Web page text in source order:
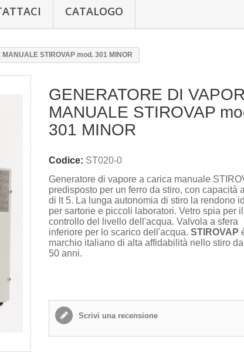
CATALOGO
STIROVAP mod. 301 MINOR
GENERATORE DI
MANUALE STIROVAP
301 MINOR
Codice: ST020-0
Generatore di vapore a carica manuale
predisposto per un ferro da stiro, con capacità
di lt 5. La lunga autonomia di stiro la rendono
per sartorie e piccoli laboratori. Vetro spia per il
controllo del livello dell'acqua. Valvola a sfera
inferiore per lo scarico dell'acqua. STIROVAP
marchio italiano di alta affidabilità nello stiro
50 anni.
Scrivi una recensione